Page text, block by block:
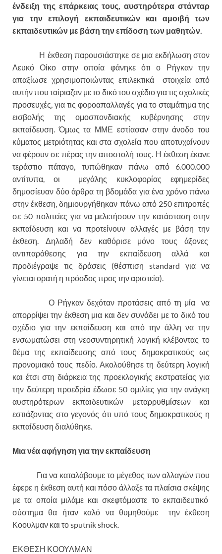
ένδειξη της επάρκειας τους, αυστηρότερα στάνταρ
για την επιλογή εκπαιδευτικών και αμοιβή των
εκπαιδευτικών με βάση την επίδοση των μαθητών.
Η έκθεση παρουσιάστηκε σε μια εκδήλωση στον
Λευκό Οίκο στην οποία φάνηκε ότι ο Ρήγκαν την
απαξίωσε χρησιμοποιώντας επιλεκτικά στοιχεία από
αυτήν που ταίριαζαν με το δικό του σχέδιο για τις σχολικές
προσευχές, για τις φοροαπαλλαγές για το σταμάτημα της
εισβολής της ομοσπονδιακής κυβέρνησης στην
εκπαίδευση. Όμως τα ΜΜΕ εστίασαν στην άνοδο του
κύματος μετριότητας και στα σχολεία που αποτυχαίνουν
να φέρουν σε πέρας την αποστολή τους. Η έκθεση έκανε
τεράστιο πάταγο, τυπώθηκαν πάνω από 6.000.000
αντίτυπα, οι μεγάλης κυκλοφορίας εφημερίδες
δημοσίευαν δύο άρθρα τη βδομάδα για ένα χρόνο πάνω
στην έκθεση, δημιουργήθηκαν πάνω από 250 επιτροπές
σε 50 πολιτείες για να μελετήσουν την κατάσταση στην
εκπαίδευση και να προτείνουν αλλαγές με βάση την
έκθεση. Δηλαδή δεν καθόρισε μόνο τους άξονες
αντιπαράθεσης για την εκπαίδευση αλλά και
προδιέγραψε τις δράσεις (θέσπιση standard για να
γίνεται ορατή η πρόοδος προς την αριστεία).
Ο Ρήγκαν δεχόταν προτάσεις από τη μία να
απορρίψει την έκθεση μια και δεν συνάδει με το δικό του
σχέδιο για την εκπαίδευση και από την άλλη να την
ενσωματώσει στη νεοσυντηρητική λογική κλέβοντας το
θέμα της εκπαίδευσης από τους δημοκρατικούς ως
προνομιακό τους πεδίο. Ακολούθησε τη δεύτερη λογική
και έτσι στη διάρκεια της προεκλογικής εκστρατείας για
την δεύτερη προεδρία έδωσε 50 ομιλίες για την ανάγκη
αυστηρότερων εκπαιδευτικών μεταρρυθμίσεων και
εστιάζοντας στο γεγονός ότι υπό τους δημοκρατικούς η
εκπαίδευση διαλύθηκε.
Μια νέα αφήγηση για την εκπαίδευση
Για να καταλάβουμε το μέγεθος των αλλαγών που
έφερε η έκθεση αυτή και πόσο άλλαξε τα πλαίσια σκέψης
με τα οποία μιλάμε και σκεφτόμαστε το εκπαιδευτικό
σύστημα θα ήταν καλό να θυμηθούμε την έκθεση
Κοουλμαν και το sputnik shock.
ΕΚΘΕΣΗ ΚΟΟΥΛΜΑΝ